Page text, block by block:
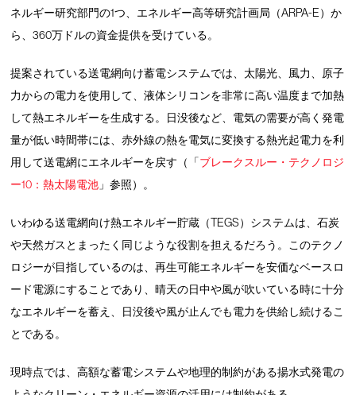
ネルギー研究部門の1つ、エネルギー高等研究計画局（ARPA-E）か
ら、360万ドルの資金提供を受けている。
提案されている送電網向け蓄電システムでは、太陽光、風力、原子
力からの電力を使用して、液体シリコンを非常に高い温度まで加熱
して熱エネルギーを生成する。日没後など、電気の需要が高く発電
量が低い時間帯には、赤外線の熱を電気に変換する熱光起電力を利
用して送電網にエネルギーを戻す（「ブレークスルー・テクノロジ
ー10：熱太陽電池 」参照）。
いわゆる送電網向け熱エネルギー貯蔵（TEGS）システムは、石炭
や天然ガスとまったく同じような役割を担えるだろう。このテクノ
ロジーが目指しているのは、再生可能エネルギーを安価なベースロ
ード電源にすることであり、晴天の日中や風が吹いている時に十分
なエネルギーを蓄え、日没後や風が止んでも電力を供給し続けるこ
とである。
現時点では、高額な蓄電システムや地理的制約がある揚水式発電の